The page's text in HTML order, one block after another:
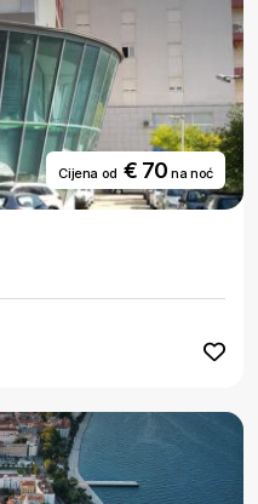
Cijena od € 70na noć